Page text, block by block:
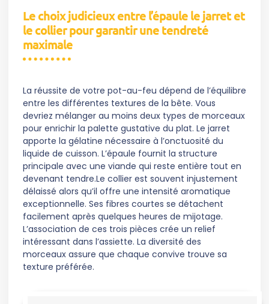
Le choix judicieux entre l’épaule le jarret et
le collier pour garantir une tendreté
maximale
La réussite de votre pot-au-feu dépend de l’équilibre
entre les différentes textures de la bête. Vous
devriez mélanger au moins deux types de morceaux
pour enrichir la palette gustative du plat. Le jarret
apporte la gélatine nécessaire à l’onctuosité du
liquide de cuisson. L’épaule fournit la structure
principale avec une viande qui reste entière tout en
devenant tendre.Le collier est souvent injustement
délaissé alors qu’il offre une intensité aromatique
exceptionnelle. Ses fibres courtes se détachent
facilement après quelques heures de mijotage.
L’association de ces trois pièces crée un relief
intéressant dans l’assiette. La diversité des
morceaux assure que chaque convive trouve sa
texture préférée.